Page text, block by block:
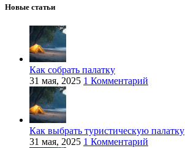
Новые статьи
Как собрать палатку
31 мая, 2025 1 Комментарий
Как выбрать туристическую палатку
31 мая, 2025 1 Комментарий